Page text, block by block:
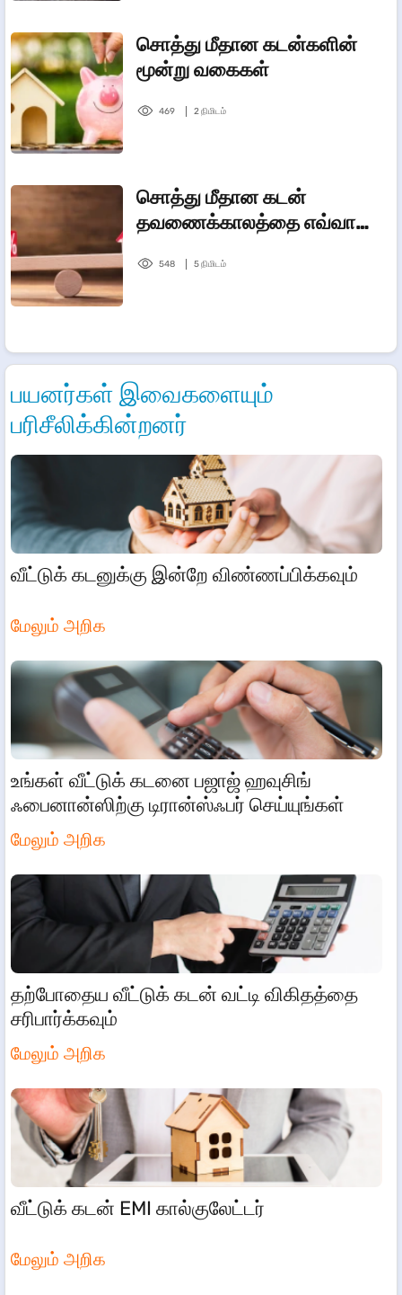
சொத்து மீதான கடன்களின்
மூன்று வகைகள்
469 2 நிமிடம்
சொத்து மீதான கடன்
தவணைக்காலத்தை எவ்வாறு
548 5 நிமிடம்
பயனர்கள் இவைகளையும்
பரிசீலிக்கின்றனர்
வீட்டுக் கடனுக்கு இன்றே விண்ணப்பிக்கவும்
மேலும் அறிக
உங்கள் வீட்டுக் கடனை பஜாஜ் ஹவுசிங்
ஃபைனான்ஸிற்கு டிரான்ஸ்ஃபர் செய்யுங்கள்
மேலும் அறிக
தற்போதைய வீட்டுக் கடன் வட்டி விகிதத்தை
சரிபார்க்கவும்
மேலும் அறிக
வீட்டுக் கடன் EMI கால்குலேட்டர்
மேலும் அறிக